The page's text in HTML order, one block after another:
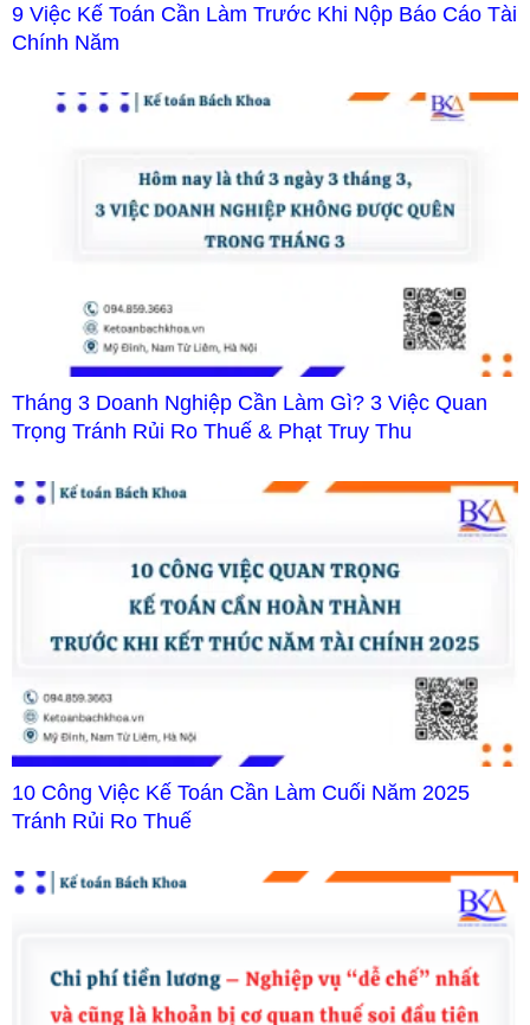
9 Việc Kế Toán Cần Làm Trước Khi Nộp Báo Cáo Tài
Chính Năm
Tháng 3 Doanh Nghiệp Cần Làm Gì? 3 Việc Quan
Trọng Tránh Rủi Ro Thuế & Phạt Truy Thu
10 Công Việc Kế Toán Cần Làm Cuối Năm 2025
Tránh Rủi Ro Thuế